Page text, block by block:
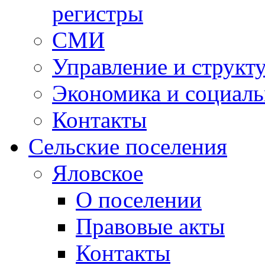
регистры
СМИ
Управление и
Экономика и
Контакты
Сельские поселения
Яловское
О поселении
Правовые акты
Контакты